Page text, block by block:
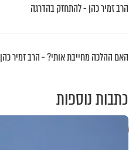
הרב זמיר כהן - להתחזק בהדרגה
האם ההלכה מחייבת אותי? - הרב זמיר כהן
כתבות נוספות